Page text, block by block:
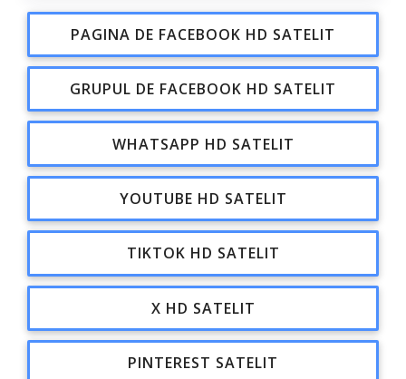
PAGINA DE FACEBOOK HD SATELIT
GRUPUL DE FACEBOOK HD SATELIT
WHATSAPP HD SATELIT
YOUTUBE HD SATELIT
TIKTOK HD SATELIT
X HD SATELIT
PINTEREST SATELIT